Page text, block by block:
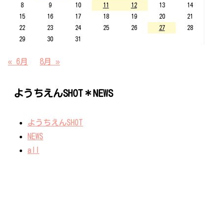
8
9 10 11 12 13
14
15
16 17 18 19 20
21
22
23 24 25 26 27
28
29
30 31
« 6月 8月 »
ようちえんSHOT＊NEWS
ようちえんSHOT
NEWS
all